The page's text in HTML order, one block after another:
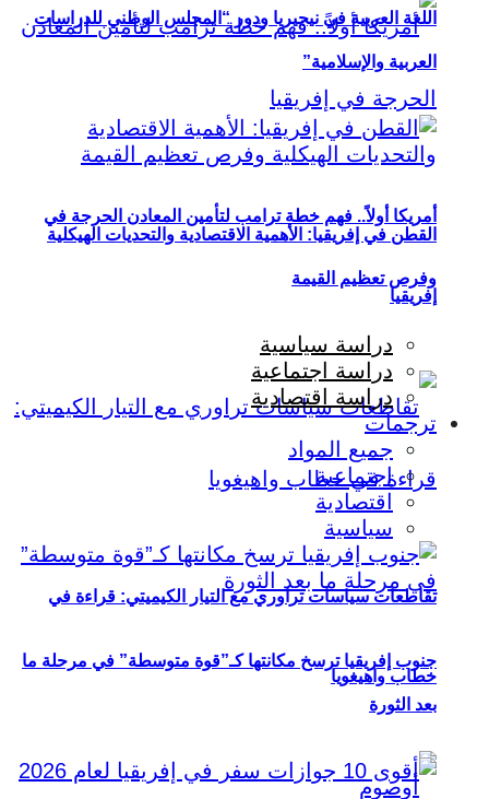
أمريكا أولاً.. فهم خطة ترامب لتأمين المعادن الحرجة في
إفريقيا
تقاطعات سياسات تراوري مع التيار الكيميتي: قراءة في
خطاب واهيغويا
اللغة العربية في نيجيريا ودور “المجلس الوطني للدراسات
العربية والإسلامية”
القطن في إفريقيا: الأهمية الاقتصادية والتحديات الهيكلية
وفرص تعظيم القيمة
دراسة سياسية
دراسة اجتماعية
دراسة اقتصادية
ترجمات
جميع المواد
اجتماعية
اقتصادية
سياسية
جنوب إفريقيا ترسخ مكانتها كـ”قوة متوسطة” في مرحلة ما
بعد الثورة